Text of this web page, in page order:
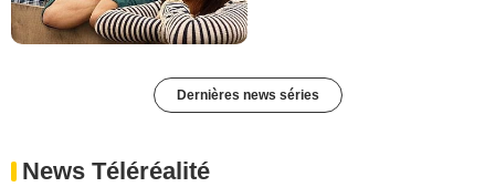
Dernières news séries
News Téléréalité